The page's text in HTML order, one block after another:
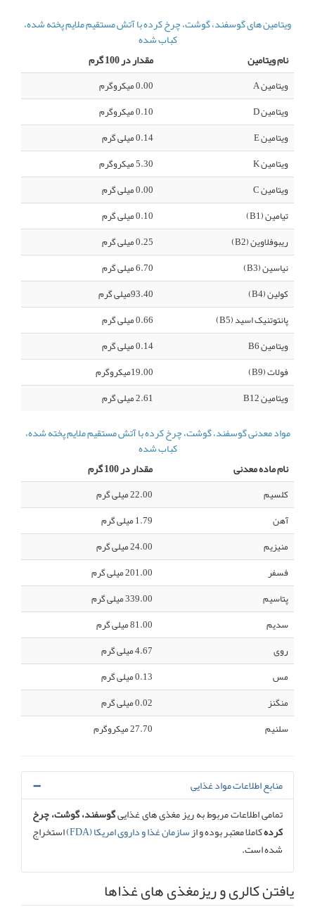
ویتامین های گوسفند، گوشت، چرخ کرده با آتش مستقیم ملایم پخته شده،
کباب شده
نام ویتامین
مقدار در 100 گرم
ویتامین A
0.00 میکروگرم
ویتامین D
0.10 میکروگرم
ویتامین E
0.14 میلی گرم
ویتامین K
5.30 میکروگرم
ویتامین C
0.00 میلی گرم
تیامین (B1)
0.10 میلی گرم
ریبوفلاوین (B2)
0.25 میلی گرم
نیاسین (B3)
6.70 میلی گرم
کولین (B4)
93.40میلی گرم
پانتوتنیک اسید (B5)
0.66 میلی گرم
ویتامین B6
0.14 میلی گرم
فولات (B9)
19.00میکروگرم
ویتامین B12
2.61 میلی گرم
مواد معدنی گوسفند، گوشت، چرخ کرده با آتش مستقیم ملایم پخته شده،
کباب شده
نام ماده معدنی
مقدار در 100 گرم
کلسیم
22.00 میلی گرم
آهن
1.79 میلی گرم
منیزیم
24.00 میلی گرم
فسفر
201.00 میلی گرم
پتاسیم
339.00 میلی گرم
سدیم
81.00 میلی گرم
روی
4.67 میلی گرم
مس
0.13 میلی گرم
منگنز
0.02 میلی گرم
سلنیم
27.70 میکروگرم
منابع اطلاعات مواد غذایی
تمامی اطلاعات مربوط به ریز مغذی های غذاییگوسفند، گوشت، چرخ
کردهکاملا معتبر بوده و ازسازمان غذا و داروی امریکا (FDA)
استخراج
شده است.
یافتن کالری و ریزمغذی های غذاها